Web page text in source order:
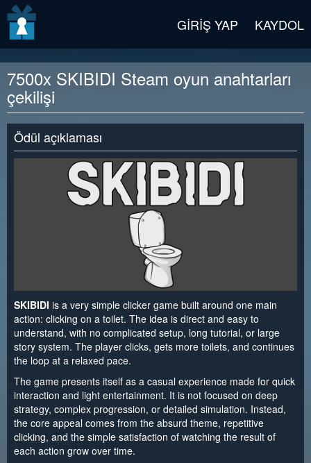
GIRIŞ YAP KAYDOL
7500x SKIBIDI Steam oyun anahtarları
çekilişi
Ödül açıklaması
SKIBIDI is a very simple clicker game built around one main
action: clicking on a toilet. The idea is direct and easy to
understand, with no complicated setup, long tutorial, or large
story system. The player clicks, gets more toilets, and continues
the loop at a relaxed pace.
The game presents itself as a casual experience made for quick
interaction and light entertainment. It is not focused on deep
strategy, complex progression, or detailed simulation. Instead,
the core appeal comes from the absurd theme, repetitive
clicking, and the simple satisfaction of watching the result of
each action grow over time.